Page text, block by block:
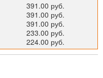
391.00 руб.
391.00 руб.
391.00 руб.
233.00 руб.
224.00 руб.